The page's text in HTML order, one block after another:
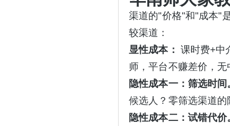
渠道的"价格"和"成本"
较渠道：
显性成本： 课时费+中
师，平台不赚差价，
隐性成本一：筛选时间
候选人？零筛选渠道
隐性成本二：试错代价